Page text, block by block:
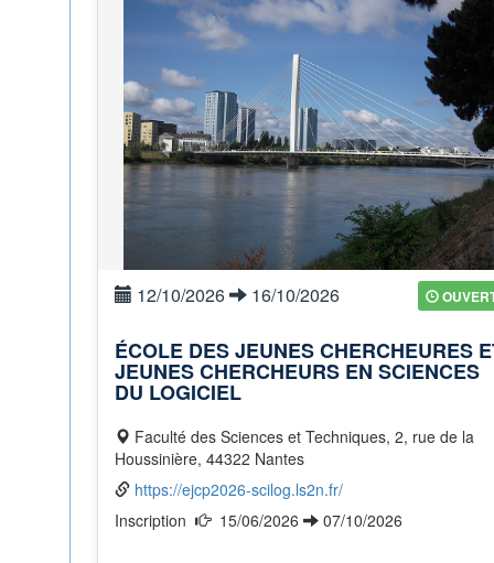
12/10/2026 16/10/2026
ÉCOLE DES JEUNES CHERCHEURES
JEUNES CHERCHEURS EN SCIENCES
DU LOGICIEL
Houssinière, 44322 Nantes
https://ejcp2026-scilog.ls2n.fr/
15/06/2026 07/10/2026